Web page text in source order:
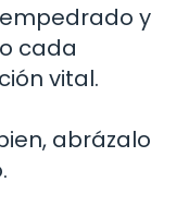
y
cada
vital.
abrázalo